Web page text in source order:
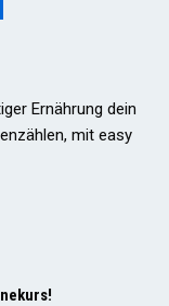
Ernährung dein
mit easy